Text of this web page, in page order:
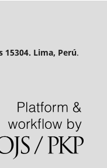
15304. Lima, Perú.